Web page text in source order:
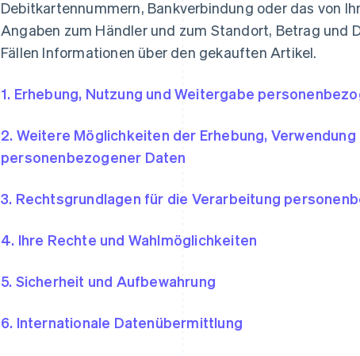
Debitkartennummern, Bankverbindung oder das von
Angaben zum Händler und zum Standort, Betrag und
Fällen Informationen über den gekauften Artikel.
1. Erhebung, Nutzung und Weitergabe
2. Weitere Möglichkeiten der Erhebung,
personenbezogener Daten
3. Rechtsgrundlagen für die Verarbeitung
4. Ihre Rechte und Wahlmöglichkeiten
5. Sicherheit und Aufbewahrung
6. Internationale Datenübermittlung